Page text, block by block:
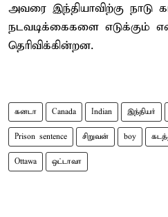
அவரை இந்தியாவிற்கு நாடு
நடவடிக்கைகளை எடுக்கும்
தெரிவிக்கின்றன.
கனடா Canada Indian இந்தியர்
Prison sentence சிறுவன் boy
Ottawa ஒட்டாவா